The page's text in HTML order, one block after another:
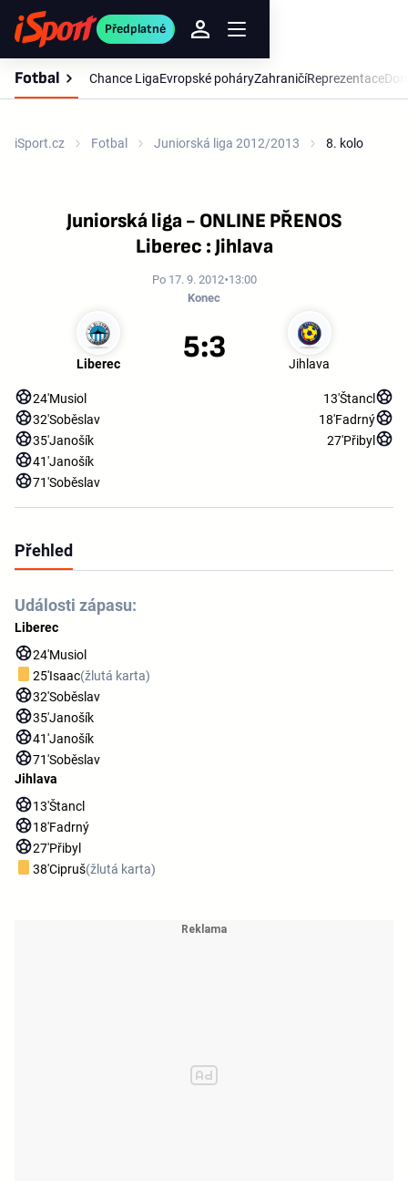
Předplatné
Fotbal Chance LigaEvropské poháryZahraničíReprezentace
iSport.cz Fotbal Juniorská liga 2012/2013 8. kolo
Juniorská liga - ONLINE PŘENOS
Liberec : Jihlava
Po 17. 9. 2012 13:00
Konec
Liberec Jihlava
5:3
24'Musiol
32'Soběslav
35'Janošík
41'Janošík
71'Soběslav
13'Štancl
18'Fadrný
27'Přibyl
Přehled
Události zápasu:
Liberec
24'Musiol
25'Isaac(žlutá karta)
32'Soběslav
35'Janošík
41'Janošík
71'Soběslav
Jihlava
13'Štancl
18'Fadrný
27'Přibyl
38'Cipruš(žlutá karta)